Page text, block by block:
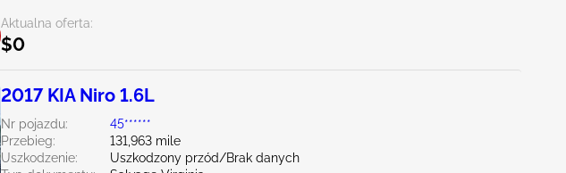
Aktualna oferta:
$0
2017 KIA Niro 1.6L
Nr pojazdu:
45******
Przebieg:
131,963 mile
Uszkodzenie:
Uszkodzony przód/Brak danych